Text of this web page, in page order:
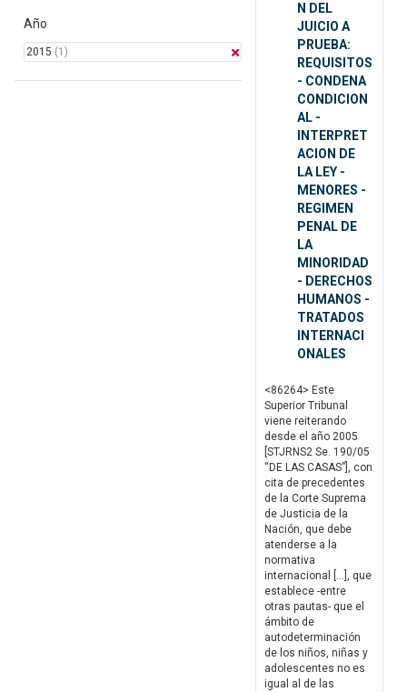
Año
2015 (1)
N DEL
JUICIO A
PRUEBA:
REQUISITOS
- CONDENA
CONDICION
AL -
INTERPRET
ACION DE
LA LEY -
MENORES -
REGIMEN
PENAL DE
LA
MINORIDAD
- DERECHOS
HUMANOS -
TRATADOS
INTERNACI
ONALES
<86264> Este
Superior Tribunal
viene reiterando
desde el año 2005
[STJRNS2 Se. 190/05
“DE LAS CASAS”], con
cita de precedentes
de la Corte Suprema
de Justicia de la
Nación, que debe
atenderse a la
normativa
internacional […], que
establece -entre
otras pautas- que el
ámbito de
autodeterminación
de los niños, niñas y
adolescentes no es
igual al de las